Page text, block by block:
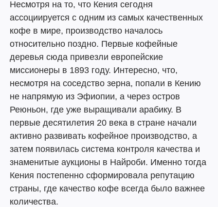
Несмотря на то, что Кения сегодня
ассоциируется с одним из самых качественных
кофе в мире, производство началось
относительно поздно. Первые кофейные
деревья сюда привезли европейские
миссионеры в 1893 году. Интересно, что,
несмотря на соседство зерна, попали в Кению
не напрямую из Эфиопии, а через остров
Реюньон, где уже выращивали арабику. В
первые десятилетия 20 века в стране начали
активно развивать кофейное производство, а
затем появилась система контроля качества и
знаменитые аукционы в Найроби. Именно тогда
Кения постепенно сформировала репутацию
страны, где качество кофе всегда было важнее
количества.